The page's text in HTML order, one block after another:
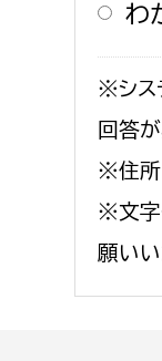
わ
※シス
回答
※住所
※文字
願いい